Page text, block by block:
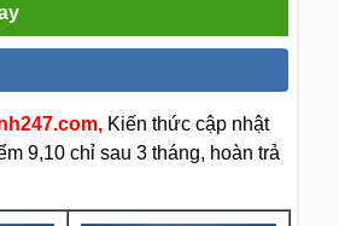
Kiến thức cập nhật
9,10 chỉ sau 3 tháng, hoàn trả